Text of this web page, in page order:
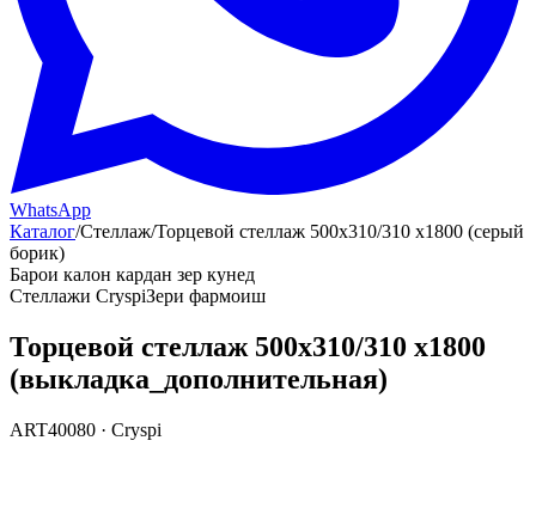
WhatsApp
Каталог/Стеллаж/Торцевой стеллаж 500х310/310 х1800 (серый
борик)
Барои калон кардан зер кунед
Стеллажи CryspiЗери фармоиш
Торцевой стеллаж 500х310/310 х1800
(выкладка_дополнительная)
ART40080 · Cryspi